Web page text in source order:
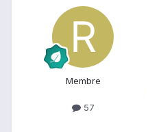
Membre
57